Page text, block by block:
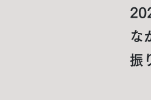
な
振